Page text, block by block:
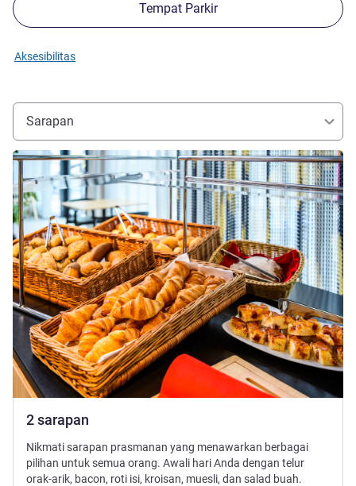
Tempat Parkir
Aksesibilitas
Sarapan
2 sarapan
Lihat detail
Nikmati sarapan prasmanan yang menawarkan berbagai
pilihan untuk semua orang. Awali hari Anda dengan telur
orak-arik, bacon, roti isi, kroisan, muesli, dan salad buah.